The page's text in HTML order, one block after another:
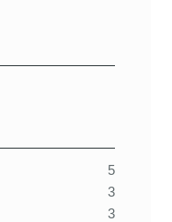
5
3
3